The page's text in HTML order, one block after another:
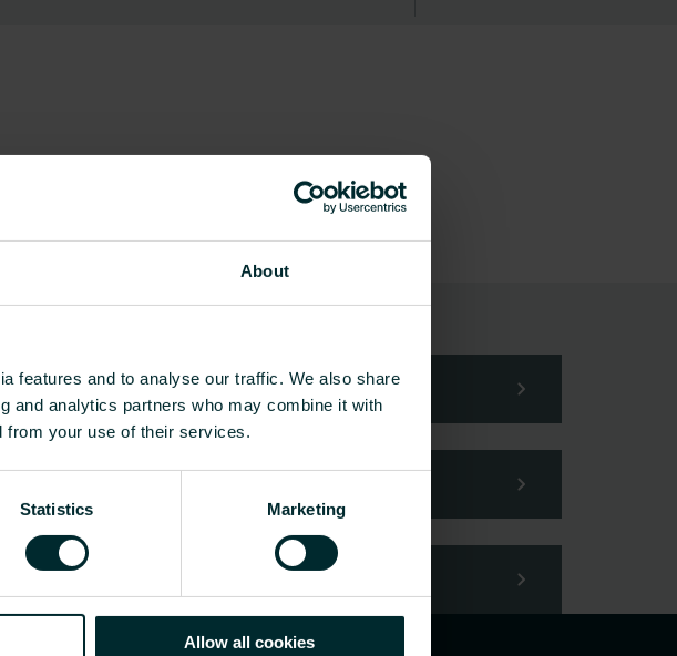
About
features and to analyse our traffic. We also share
and analytics partners who may combine it with
from your use of their services.
Statistics Marketing
Allow all cookies
hand om din förfrågan.